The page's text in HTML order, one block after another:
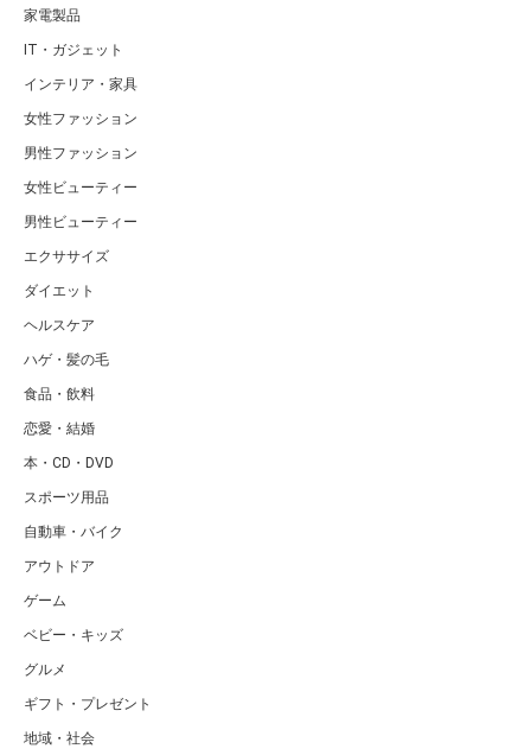
家電製品
IT・ガジェット
インテリア・家具
女性ファッション
男性ファッション
女性ビューティー
男性ビューティー
エクササイズ
ダイエット
ヘルスケア
ハゲ・髪の毛
食品・飲料
恋愛・結婚
本・CD・DVD
スポーツ用品
自動車・バイク
アウトドア
ゲーム
ベビー・キッズ
グルメ
ギフト・プレゼント
地域・社会